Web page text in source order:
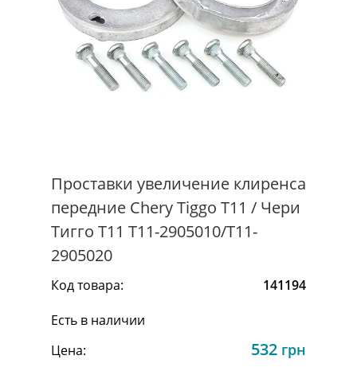
Проставки увеличение клиренса
передние Chery Tiggo Т11 / Чери
Тигго Т11 T11-2905010/T11-
2905020
Код товара:
141194
Есть в наличии
Цена:
532 грн